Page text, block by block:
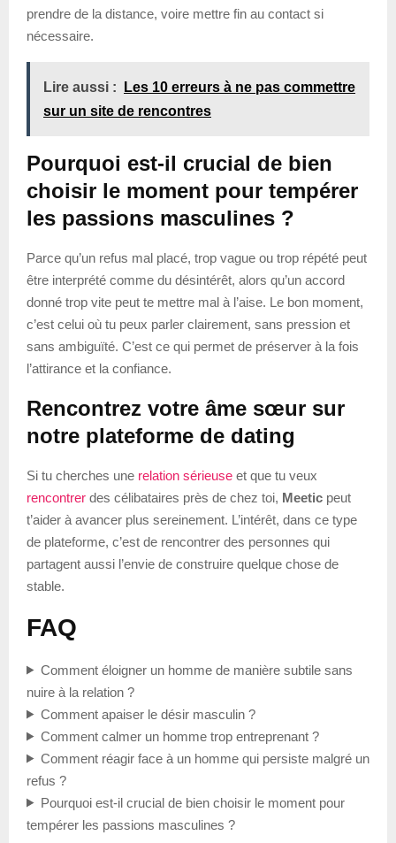
prendre de la distance, voire mettre fin au contact si
nécessaire.
Lire aussi :
Les 10 erreurs à ne pas commettre
sur un site de rencontres
Pourquoi est-il crucial de bien
choisir le moment pour tempérer
les passions masculines ?
Parce qu’un refus mal placé, trop vague ou trop répété peut
être interprété comme du désintérêt, alors qu’un accord
donné trop vite peut te mettre mal à l’aise. Le bon moment,
c’est celui où tu peux parler clairement, sans pression et
sans ambiguïté. C’est ce qui permet de préserver à la fois
l’attirance et la confiance.
Rencontrez votre âme sœur sur
notre plateforme de dating
Si tu cherches une relation sérieuse et que tu veux
rencontrer des célibataires près de chez toi, Meetic peut
t’aider à avancer plus sereinement. L’intérêt, dans ce type
de plateforme, c’est de rencontrer des personnes qui
partagent aussi l’envie de construire quelque chose de
stable.
FAQ
Comment éloigner un homme de manière subtile sans
nuire à la relation ?
Comment apaiser le désir masculin ?
Comment calmer un homme trop entreprenant ?
Comment réagir face à un homme qui persiste malgré un
refus ?
Pourquoi est-il crucial de bien choisir le moment pour
tempérer les passions masculines ?